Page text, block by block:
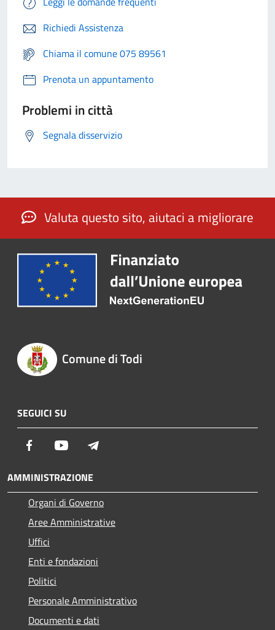
Richiedi Assistenza
Chiama il comune 075 89561
Prenota un appuntamento
Problemi in città
Segnala disservizio
Valuta questo sito, aiutaci a migliorare
Comune di Todi
SEGUICI SU
Facebook Youtube
AMMINISTRAZIONE
Organi di Governo
Aree Amministrative
Uffici
Enti e fondazioni
Politici
Personale Amministrativo
Documenti e dati